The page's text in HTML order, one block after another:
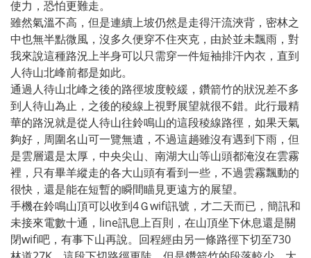
使力，恐怕更難走。
雖然氣溫不高，但是連續上坡仍然是走得汗流浹背，密林之
中也無半點微風，沒多久便穿不住夾克，由於並未飄雨，對
我來說這種路況上半身可以只需穿一件短袖排汗內衣，直到
人待山北峰前都是如此。
通過人待山北峰之後的路徑坡度較緩，鑽箭竹的狀況差不多
到人待山為止，之後的稜線上視野展望就很不錯。此行最精
華的路況就是從人待山往鈴鳴山的這段稜線路徑，如果天氣
夠好，周圍名山可一覽無遺，不過這趟雖沒有遇到下雨，但
是雲層還是太厚，中央尖山、南湖大山等山頭都淹沒在雲霧
裡，只有畢羊縱走的各大山頭有看到一些，不過雲霧飄動的
很快，還是能在短暫的瞬間瞄見更遠方的展望。
手機在鈴鳴山頂可以收到4Ｇwifi訊號，才二天而已，簡訊和
未接來電數十通，line訊息上百則，在山頂坐下休息還是關
閉wifi吧，有事下山再說。回程經由另一條路徑下切至730